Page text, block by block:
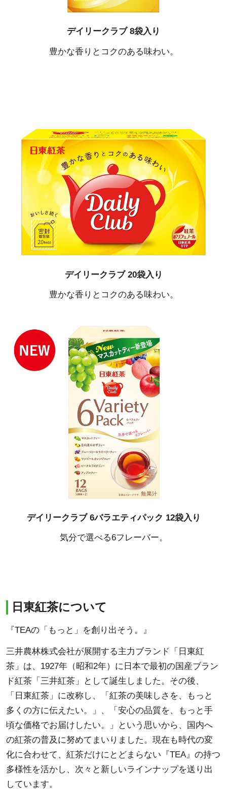
デイリークラブ 8袋入り
豊かな香りとコクのある味わい。
デイリークラブ 20袋入り
豊かな香りとコクのある味わい。
デイリークラブ 6バラエティパック 12袋入り
気分で選べる6フレーバー。
日東紅茶について
『TEAの「もっと」を創り出そう。』
三井農林株式会社が展開する主力ブランド「日東紅
茶」は、1927年（昭和2年）に日本で最初の国産ブラン
ド紅茶「三井紅茶」として誕生しました。その後、
「日東紅茶」に改称し、「紅茶の美味しさを、もっと
多くの方に伝えたい。」、「安心の品質を、もっと手
頃な価格でお届けしたい。」という思いから、​国内へ
の紅茶の普及に努めてまいりました。現在も時代の変
化に合わせて、紅茶だけにとどまらない『TEA』の持つ
多様性を活かし、次々と新しいラインナップを送り出
しています。